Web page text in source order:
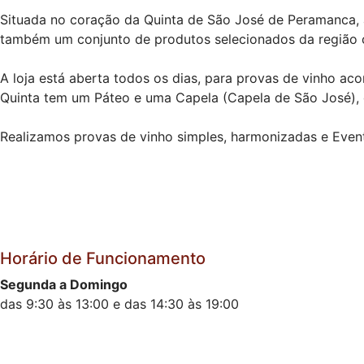
Situada no coração da Quinta de São José de
também um conjunto de produtos selecionados da
A loja está aberta todos os dias, para provas de vinho
Quinta tem um Páteo e uma Capela (Capela de São
Realizamos provas de vinho simples, harmonizadas e
Horário de Funcionamento
Segunda a Domingo
das 9:30 às 13:00 e das 14:30 às 19:00